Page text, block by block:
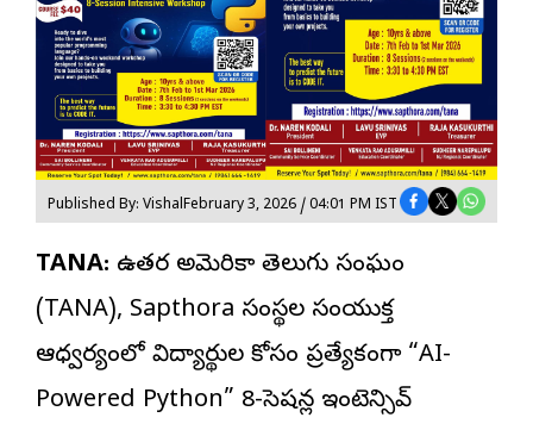
Published By: VishalFebruary 3, 2026 / 04:01 PM IST
TANA: ఉత్తర అమెరికా తెలుగు సంఘం
(TANA), Sapthora సంస్థల సంయుక్త
ఆధ్వర్యంలో విద్యార్థుల కోసం ప్రత్యేకంగా “AI-
Powered Python” 8-సెషన్ల ఇంటెన్సివ్